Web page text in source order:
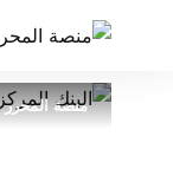
منصة المحرر